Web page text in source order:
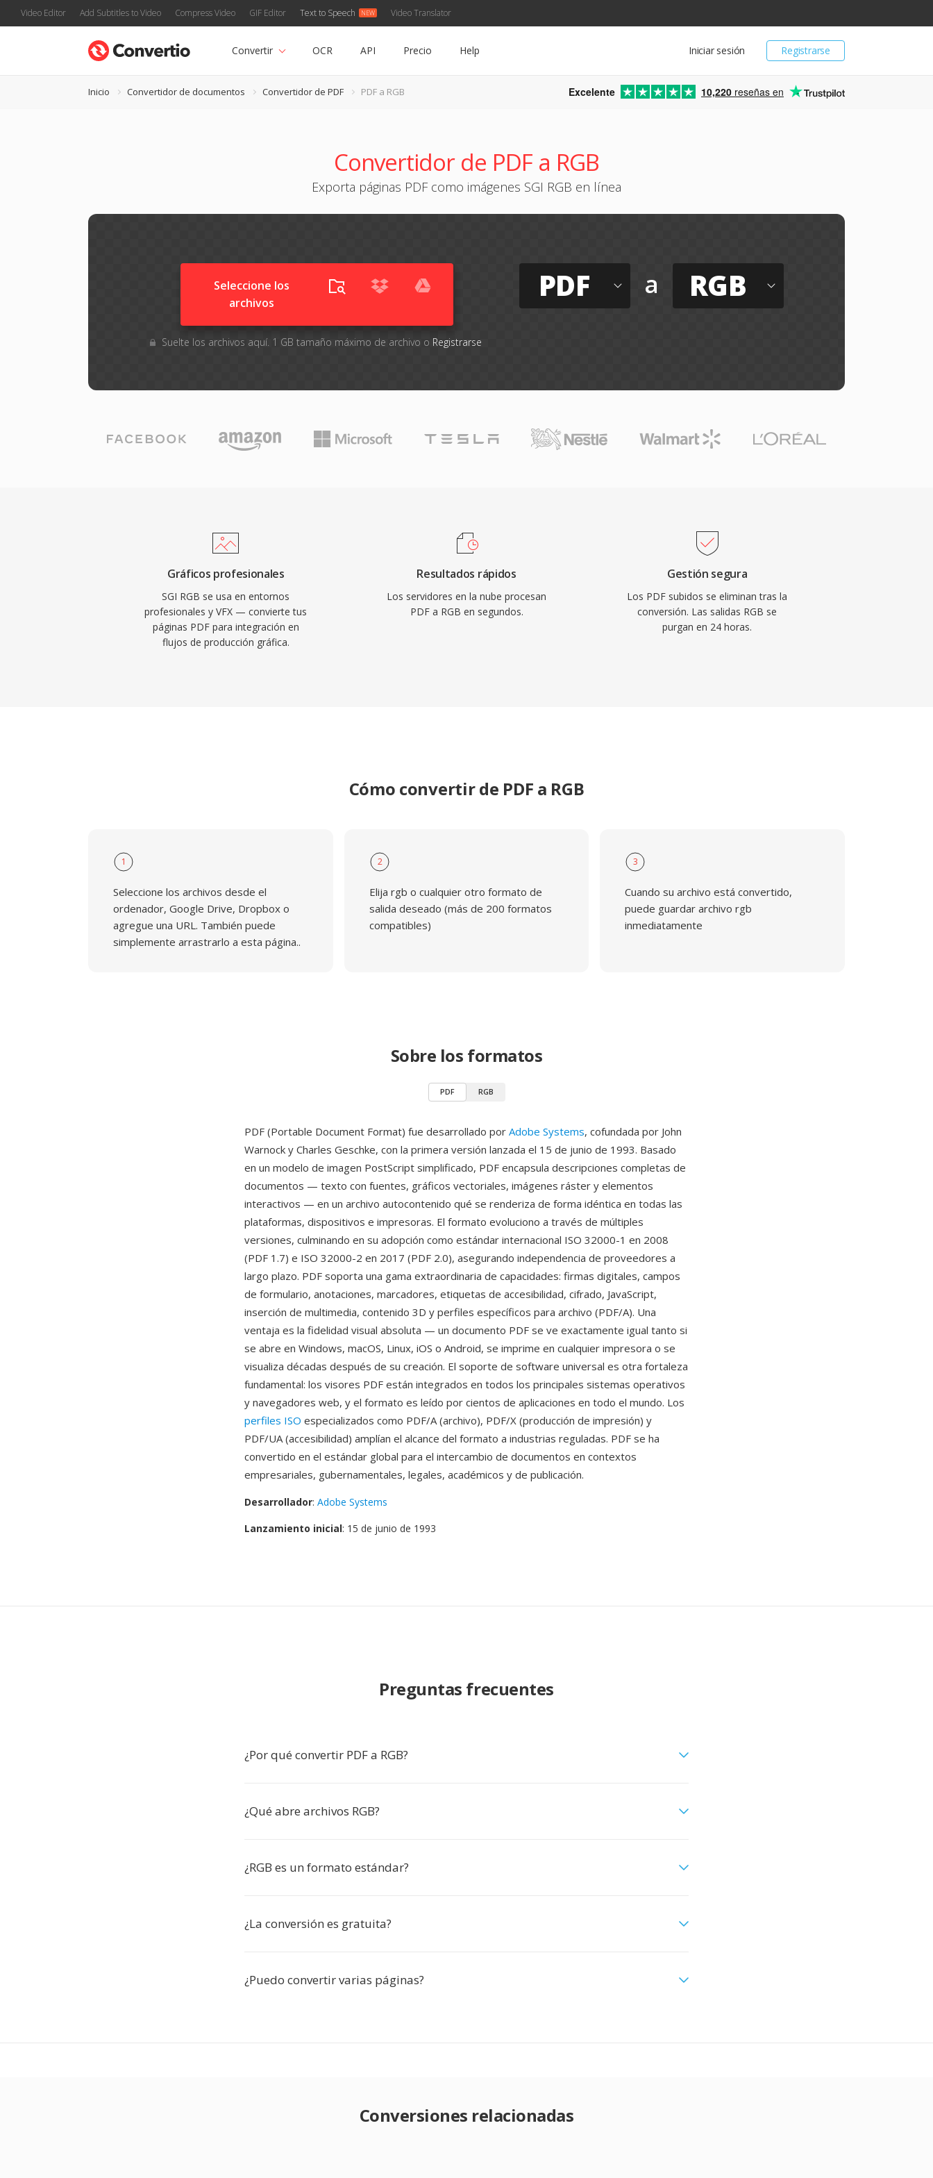
Video Editor Add Subtitles to Video Compress Video GIF Editor Text to Speech Video Translator
Registrarse
Iniciar sesión
Convertir OCR API Precio Help
Inicio Convertidor de documentos Convertidor de PDF PDF a RGB Excelente 10,220 reseñas en
Convertidor de PDF a RGB
Exporta páginas PDF como imágenes SGI RGB en línea
Seleccione los
archivos
Suelte los archivos aquí. 1 GB tamaño máximo de archivo o Registrarse
PDF a RGB
Gráficos profesionales
SGI RGB se usa en entornos
profesionales y VFX — convierte tus
páginas PDF para integración en
flujos de producción gráfica.
Resultados rápidos
Los servidores en la nube procesan
PDF a RGB en segundos.
Gestión segura
Los PDF subidos se eliminan tras la
conversión. Las salidas RGB se
purgan en 24 horas.
Cómo convertir de PDF a RGB
1
Seleccione los archivos desde el
ordenador, Google Drive, Dropbox o
agregue una URL. También puede
simplemente arrastrarlo a esta página..
2
Elija rgb o cualquier otro formato de
salida deseado (más de 200 formatos
compatibles)
3
Cuando su archivo está convertido,
puede guardar archivo rgb
inmediatamente
Sobre los formatos
PDF RGB
PDF (Portable Document Format) fue desarrollado por Adobe Systems, cofundada por John
Warnock y Charles Geschke, con la primera versión lanzada el 15 de junio de 1993. Basado
en un modelo de imagen PostScript simplificado, PDF encapsula descripciones completas de
documentos — texto con fuentes, gráficos vectoriales, imágenes ráster y elementos
interactivos — en un archivo autocontenido qué se renderiza de forma idéntica en todas las
plataformas, dispositivos e impresoras. El formato evoluciono a través de múltiples
versiones, culminando en su adopción como estándar internacional ISO 32000-1 en 2008
(PDF 1.7) e ISO 32000-2 en 2017 (PDF 2.0), asegurando independencia de proveedores a
largo plazo. PDF soporta una gama extraordinaria de capacidades: firmas digitales, campos
de formulario, anotaciones, marcadores, etiquetas de accesibilidad, cifrado, JavaScript,
inserción de multimedia, contenido 3D y perfiles específicos para archivo (PDF/A). Una
ventaja es la fidelidad visual absoluta — un documento PDF se ve exactamente igual tanto si
se abre en Windows, macOS, Linux, iOS o Android, se imprime en cualquier impresora o se
visualiza décadas después de su creación. El soporte de software universal es otra fortaleza
fundamental: los visores PDF están integrados en todos los principales sistemas operativos
y navegadores web, y el formato es leído por cientos de aplicaciones en todo el mundo. Los
perfiles ISO especializados como PDF/A (archivo), PDF/X (producción de impresión) y
PDF/UA (accesibilidad) amplían el alcance del formato a industrias reguladas. PDF se ha
convertido en el estándar global para el intercambio de documentos en contextos
empresariales, gubernamentales, legales, académicos y de publicación.
Desarrollador: Adobe Systems
Lanzamiento inicial: 15 de junio de 1993
Preguntas frecuentes
¿Por qué convertir PDF a RGB?
¿Qué abre archivos RGB?
¿RGB es un formato estándar?
¿La conversión es gratuita?
¿Puedo convertir varias páginas?
Conversiones relacionadas